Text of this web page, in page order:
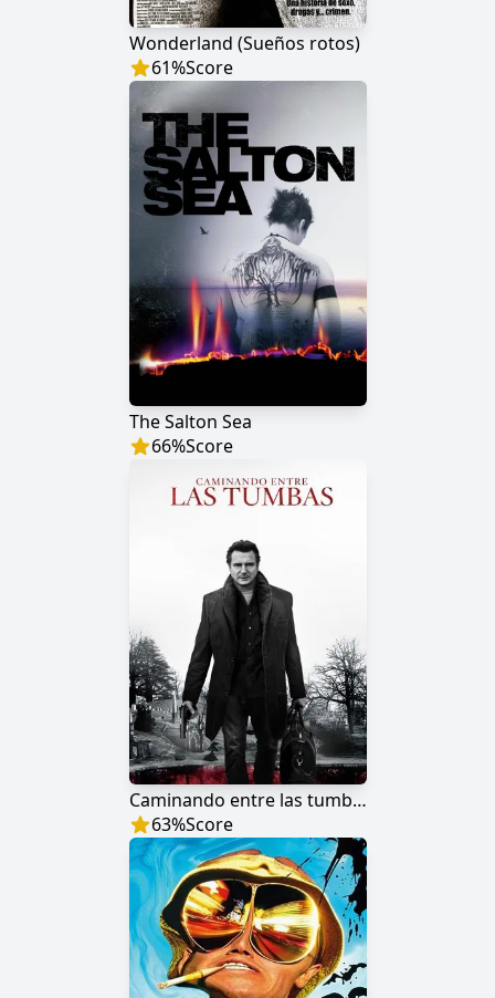
Wonderland (Sueños rotos)
61%Score
The Salton Sea
66%Score
Caminando entre las tumbas
63%Score